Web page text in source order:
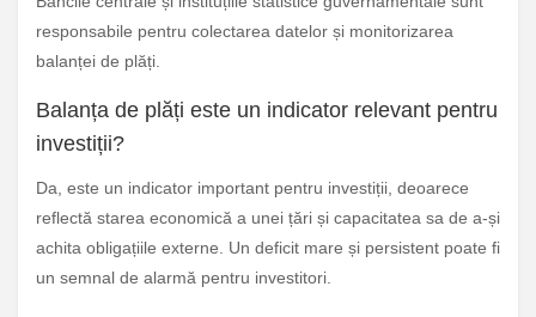
responsabile pentru colectarea datelor și monitorizarea
balanței de plăți.
Balanța de plăți este un indicator relevant pentru
investiții?
Da, este un indicator important pentru investiții, deoarece
reflectă starea economică a unei țări și capacitatea sa de a-și
achita obligațiile externe. Un deficit mare și persistent poate fi
un semnal de alarmă pentru investitori.